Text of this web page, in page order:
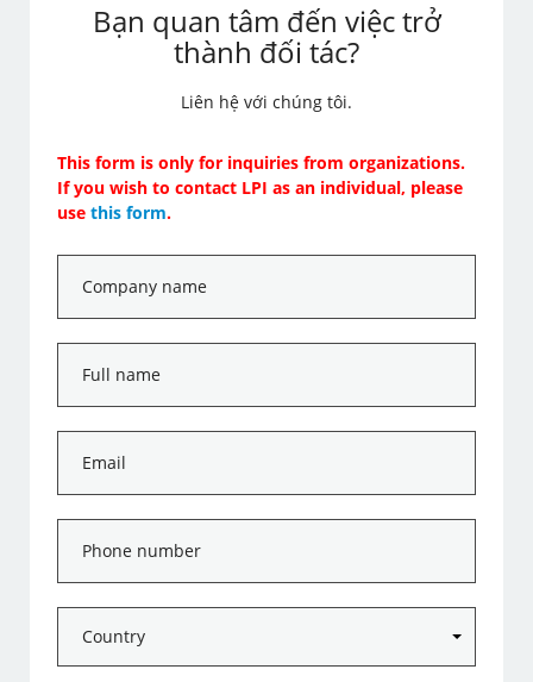
Bạn quan tâm đến việc trở
thành đối tác?
Liên hệ với chúng tôi.
This form is only for inquiries from organizations.
If you wish to contact LPI as an individual, please
usethis form.
name
*
name
*
number
*